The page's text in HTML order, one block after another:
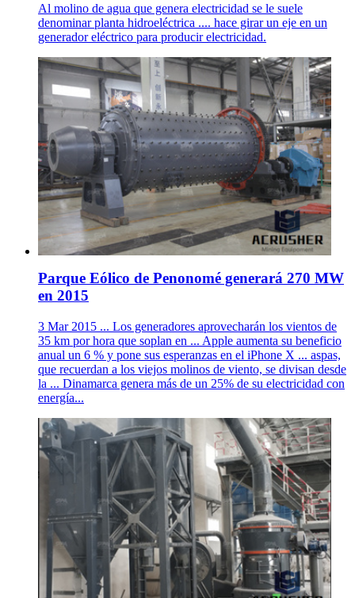
Al molino de agua que genera electricidad se le suele
denominar planta hidroeléctrica .... hace girar un eje en un
generador eléctrico para producir electricidad.
Parque Eólico de Penonomé generará 270 MW
en 2015
3 Mar 2015 ... Los generadores aprovecharán los vientos de
35 km por hora que soplan en ... Apple aumenta su beneficio
anual un 6 % y pone sus esperanzas en el iPhone X ... aspas,
que recuerdan a los viejos molinos de viento, se divisan desde
la ... Dinamarca genera más de un 25% de su electricidad con
energía...